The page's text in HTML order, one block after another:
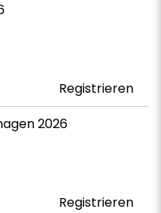
Registrieren
2026
Registrieren